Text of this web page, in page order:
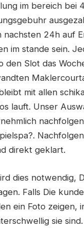
im bereich
24h auf
im stande sein.
den Slot das
mit allen
lauft. Unser
direkt geklart.
dies notwendig,
Falls Die
ein Foto
sie